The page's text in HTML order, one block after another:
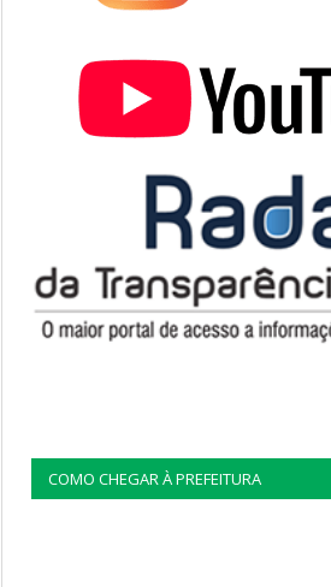
COMO CHEGAR À PREFEITURA